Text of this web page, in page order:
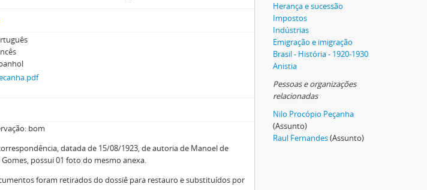
bom
datada de 15/08/1923, de autoria de Manoel de
Gomes, possui 01 foto do mesmo anexa.
foram retirados do dossiê para restauro e substituídos por
Herança e sucessão
Impostos
Indústrias
Emigração e imigração
Brasil - História - 1920-1930
Anistia
Pessoas e organizações
relacionadas
Nilo Procópio Peçanha
(Assunto)
Raul Fernandes(Assunto)